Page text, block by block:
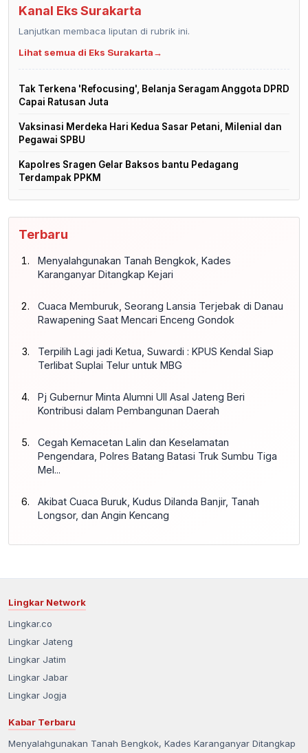
Kanal Eks Surakarta
Lanjutkan membaca liputan di rubrik ini.
Lihat semua di Eks Surakarta→
Tak Terkena 'Refocusing', Belanja Seragam Anggota DPRD
Capai Ratusan Juta
Vaksinasi Merdeka Hari Kedua Sasar Petani, Milenial dan
Pegawai SPBU
Kapolres Sragen Gelar Baksos bantu Pedagang
Terdampak PPKM
Terbaru
Menyalahgunakan Tanah Bengkok, Kades
Karanganyar Ditangkap Kejari
Cuaca Memburuk, Seorang Lansia Terjebak di Danau
Rawapening Saat Mencari Enceng Gondok
Terpilih Lagi jadi Ketua, Suwardi : KPUS Kendal Siap
Terlibat Suplai Telur untuk MBG
Pj Gubernur Minta Alumni UII Asal Jateng Beri
Kontribusi dalam Pembangunan Daerah
Cegah Kemacetan Lalin dan Keselamatan
Pengendara, Polres Batang Batasi Truk Sumbu Tiga
Mel...
Akibat Cuaca Buruk, Kudus Dilanda Banjir, Tanah
Longsor, dan Angin Kencang
Lingkar Network
Lingkar.co
Lingkar Jateng
Lingkar Jatim
Lingkar Jabar
Lingkar Jogja
Kabar Terbaru
Menyalahgunakan Tanah Bengkok, Kades Karanganyar Ditangkap